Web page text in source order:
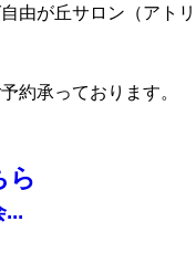
が丘サロン（アトリ
約承っております。
...